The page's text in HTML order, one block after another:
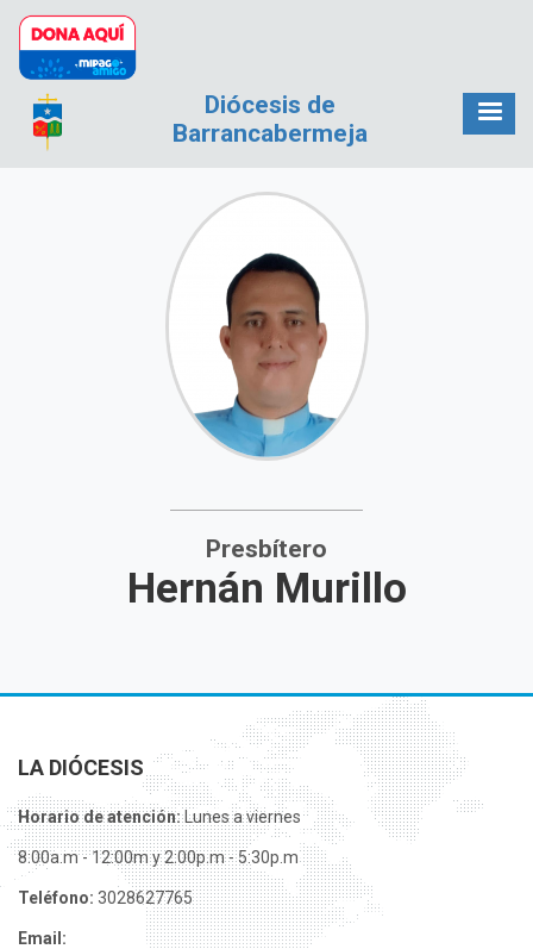
Pasar al contenido principal
Diócesis de
Barrancabermeja
Presbítero
Hernán Murillo
LA DIÓCESIS
Horario de atención:Lunes a viernes
8:00a.m - 12:00m y 2:00p.m - 5:30p.m
Teléfono: 3028627765
Email: